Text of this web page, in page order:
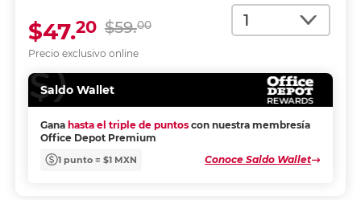
Cantidad
Precio exclusivo online
$59.00
$47.20
Saldo Wallet
Gana hasta el triple de puntos con nuestra membresía
Office Depot Premium
1 punto = $1 MXN Conoce Saldo Wallet